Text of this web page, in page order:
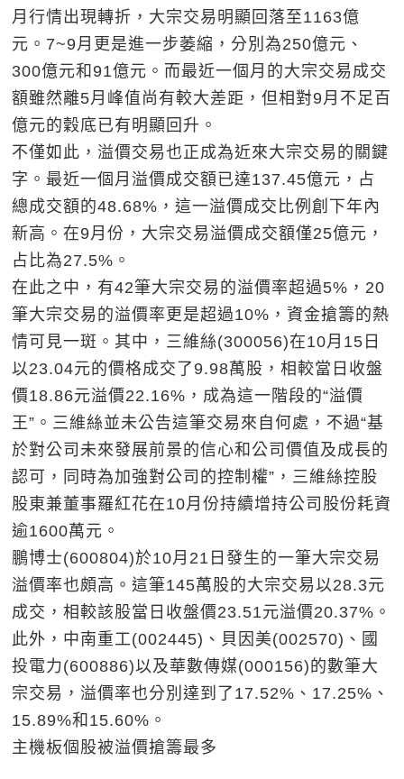
月行情出現轉折，大宗交易明顯回落至1163億
元。7~9月更是進一步萎縮，分別為250億元、
300億元和91億元。而最近一個月的大宗交易成交
額雖然離5月峰值尚有較大差距，但相對9月不足百
億元的穀底已有明顯回升。
不僅如此，溢價交易也正成為近來大宗交易的關鍵
字。最近一個月溢價成交額已達137.45億元，占
總成交額的48.68%，這一溢價成交比例創下年內
新高。在9月份，大宗交易溢價成交額僅25億元，
占比為27.5%。
在此之中，有42筆大宗交易的溢價率超過5%，20
筆大宗交易的溢價率更是超過10%，資金搶籌的熱
情可見一斑。其中，三維絲(300056)在10月15日
以23.04元的價格成交了9.98萬股，相較當日收盤
價18.86元溢價22.16%，成為這一階段的“溢價
王”。三維絲並未公告這筆交易來自何處，不過“基
於對公司未來發展前景的信心和公司價值及成長的
認可，同時為加強對公司的控制權”，三維絲控股
股東兼董事羅紅花在10月份持續增持公司股份耗資
逾1600萬元。
鵬博士(600804)於10月21日發生的一筆大宗交易
溢價率也頗高。這筆145萬股的大宗交易以28.3元
成交，相較該股當日收盤價23.51元溢價20.37%。
此外，中南重工(002445)、貝因美(002570)、國
投電力(600886)以及華數傳媒(000156)的數筆大
宗交易，溢價率也分別達到了17.52%、17.25%、
15.89%和15.60%。
主機板個股被溢價搶籌最多